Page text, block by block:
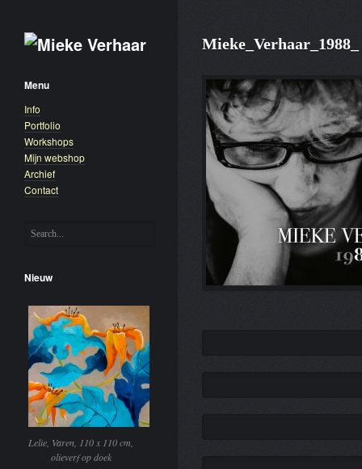
Menu
Info
Portfolio
Workshops
Mijn webshop
Archief
Contact
Nieuw
Lelie, Varen, 110 x 110 cm,
olieverf op doek